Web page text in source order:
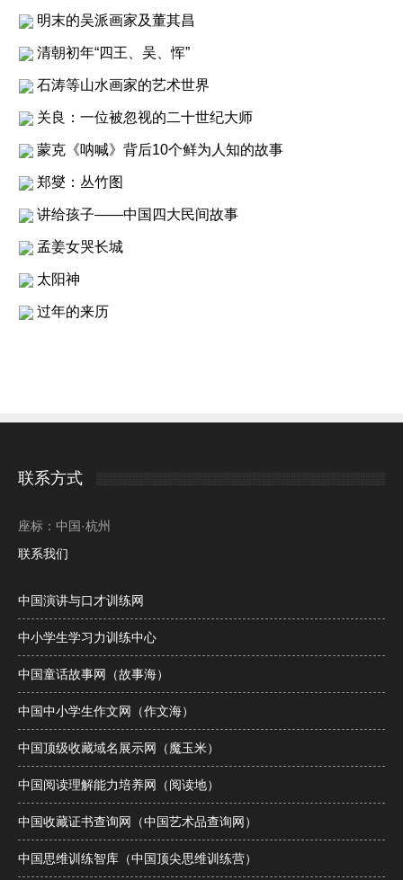
明末的吴派画家及董其昌
清朝初年“四王、吴、恽”
石涛等山水画家的艺术世界
关良：一位被忽视的二十世纪大师
蒙克《呐喊》背后10个鲜为人知的故事
郑燮：丛竹图
讲给孩子——中国四大民间故事
孟姜女哭长城
太阳神
过年的来历
联系方式
座标：中国·杭州
联系我们
中国演讲与口才训练网
中小学生学习力训练中心
中国童话故事网（故事海）
中国中小学生作文网（作文海）
中国顶级收藏域名展示网（魔玉米）
中国阅读理解能力培养网（阅读地）
中国收藏证书查询网（中国艺术品查询网）
中国思维训练智库（中国顶尖思维训练营）